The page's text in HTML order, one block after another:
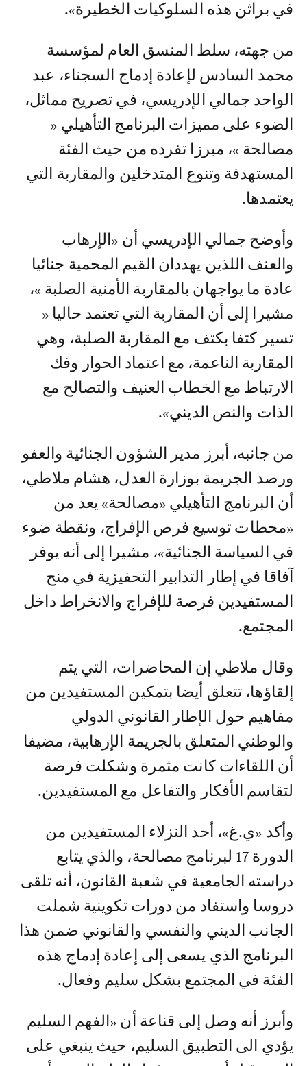
في براثن هذه السلوكيات الخطيرة».
من جهته، سلط المنسق العام لمؤسسة
محمد السادس لإعادة إدماج السجناء، عبد
الواحد جمالي الإدريسي، في تصريح مماثل،
الضوء على مميزات البرنامج التأهيلي «
مصالحة »، مبرزا تفرده من حيث الفئة
المستهدفة وتنوع المتدخلين والمقاربة التي
يعتمدها.
وأوضح جمالي الإدريسي أن «الإرهاب
والعنف اللذين يهددان القيم المحمية جنائيا
عادة ما يواجهان بالمقاربة الأمنية الصلبة »،
مشيرا إلى أن المقاربة التي تعتمد حاليا «
تسير كتفا بكتف مع المقاربة الصلبة، وهي
المقاربة الناعمة، مع اعتماد الحوار وفك
الارتباط مع الخطاب العنيف والتصالح مع
الذات والنص الديني».
من جانبه، أبرز مدير الشؤون الجنائية والعفو
ورصد الجريمة بوزارة العدل، هشام ملاطي،
أن البرنامج التأهيلي «مصالحة» يعد من
«محطات توسيع فرص الإفراج، ونقطة ضوء
في السياسة الجنائية»، مشيرا إلى أنه يوفر
آفاقا في إطار التدابير التحفيزية في منح
المستفيدين فرصة للإفراج والانخراط داخل
المجتمع.
وقال ملاطي إن المحاضرات، التي يتم
إلقاؤها، تتعلق أيضا بتمكين المستفيدين من
مفاهيم حول الإطار القانوني الدولي
والوطني المتعلق بالجريمة الإرهابية، مضيفا
أن اللقاءات كانت مثمرة وشكلت فرصة
لتقاسم الأفكار والتفاعل مع المستفيدين.
وأكد «ي.غ»، أحد النزلاء المستفيدين من
الدورة 17 لبرنامج مصالحة، والذي يتابع
دراسته الجامعية في شعبة القانون، أنه تلقى
دروسا واستفاد من دورات تكوينية شملت
الجانب الديني والنفسي والقانوني ضمن هذا
البرنامج الذي يسعى إلى إعادة إدماج هذه
الفئة في المجتمع بشكل سليم وفعال.
وأبرز أنه وصل إلى قناعة أن «الفهم السليم
يؤدي الى التطبيق السليم، حيث ينبغي على